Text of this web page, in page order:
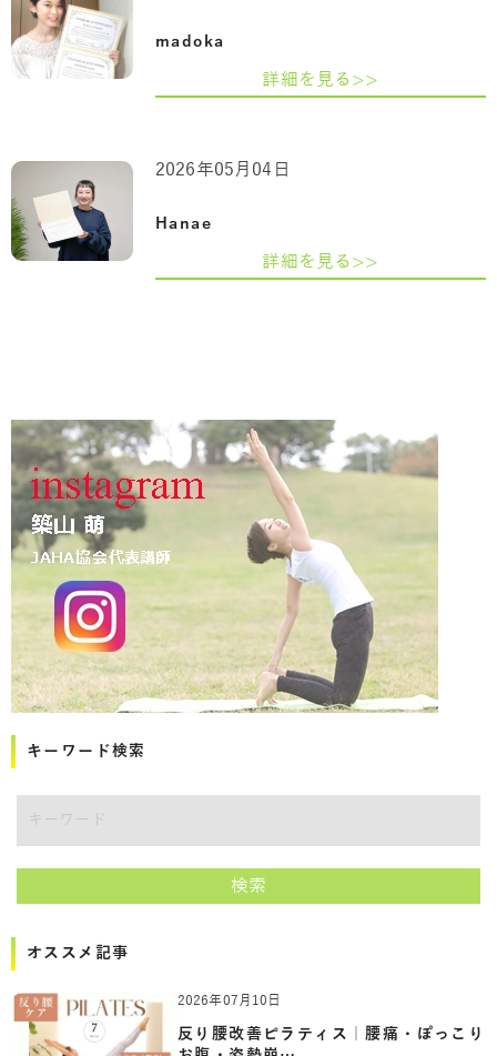
madoka
詳細を見る>>
Hanae
2026年05月04日
詳細を見る>>
キーワード検索
検索
オススメ記事
2026年07月10日
反り腰改善ピラティス｜腰痛・ぽっこり